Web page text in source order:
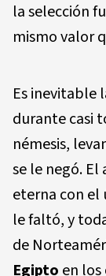
la selección
mismo valor
Es inevitable
durante casi
némesis,
se le negó. El
eterna con
le faltó, y
de
Egipto en los